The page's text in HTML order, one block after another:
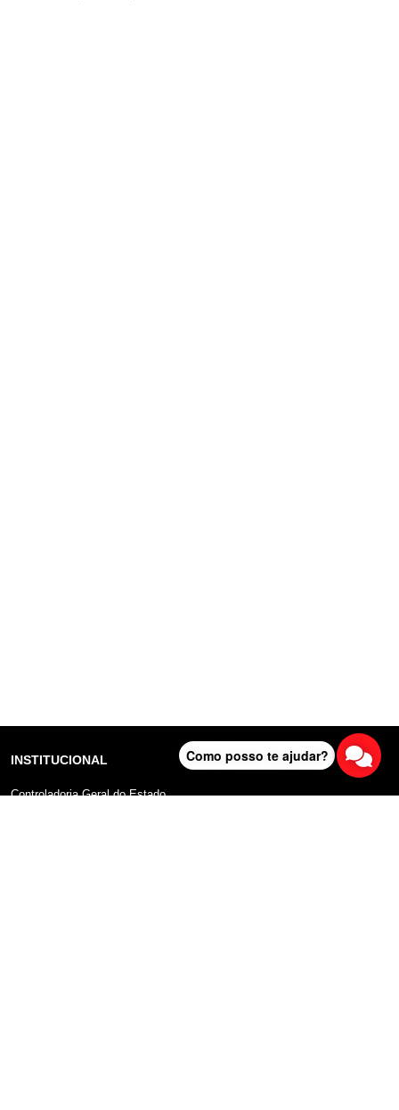
INSTITUCIONAL
Controladoria Geral do Estado
Como posso te ajudar?